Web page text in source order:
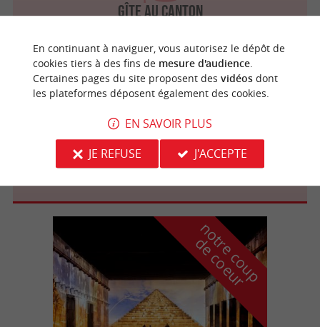
Gîte au Canton
Gite de Hure
Hure 4.5 km
n
o
t
r
e
c
o
u
p
d
e
c
o
e
u
r
En continuant à naviguer, vous autorisez le dépôt de
cookies tiers à des fins de mesure d'audience.
Certaines pages du site proposent des vidéosdont
les plateformes déposent également des cookies.
EN SAVOIR PLUS
JE REFUSE
J'ACCEPTE